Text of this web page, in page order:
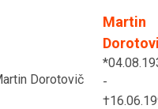
Martin
-